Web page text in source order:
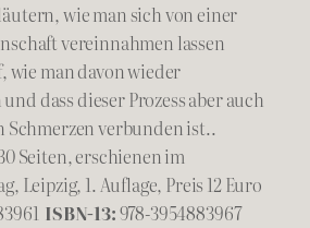
wie man sich von einer
vereinnahmen lassen
wie man davon wieder
dass dieser Prozess aber auch
Schmerzen verbunden ist..
Seiten, erschienen im
Leipzig, 1. Auflage, Preis 12 Euro
ISBN-13:978-3954883967